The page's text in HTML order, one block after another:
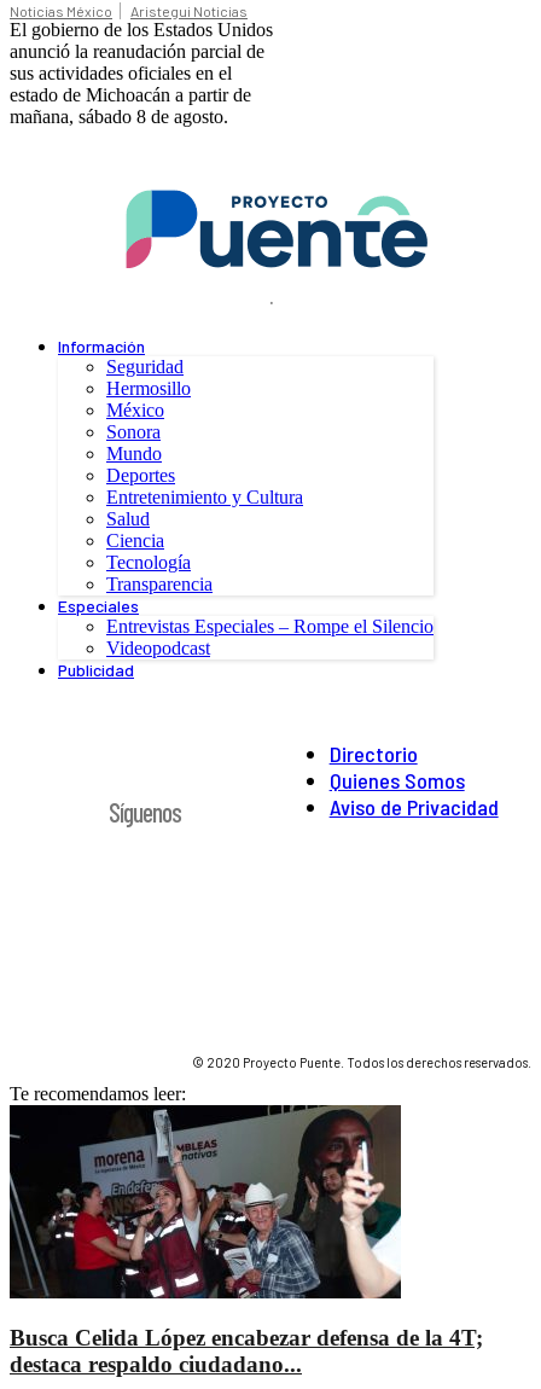
Noticias México Aristegui Noticias
El gobierno de los Estados Unidos
anunció la reanudación parcial de
sus actividades oficiales en el
estado de Michoacán a partir de
mañana, sábado 8 de agosto.
.
Información
Seguridad
Hermosillo
México
Sonora
Mundo
Deportes
Entretenimiento y Cultura
Salud
Ciencia
Tecnología
Transparencia
Especiales
Entrevistas Especiales – Rompe el Silencio
Videopodcast
Publicidad
Directorio
Quienes Somos
Aviso de Privacidad
Síguenos
© 2020 Proyecto Puente. Todos los derechos reservados.
Te recomendamos leer:
Busca Celida López encabezar defensa de la 4T;
destaca respaldo ciudadano...